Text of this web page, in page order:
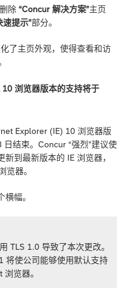
除 “Concur 解决方案”主页
速提示”部分。
了主页外观，使得查看和访
浏览器版本的支持将于
Explorer (IE) 10 浏览器版
日结束。Concur “强烈”建议使
到最新版本的 IE 浏览器，
览器。
幅。
TLS 1.0 导致了本次更改。
将使公司能够使用默认支持
览器。